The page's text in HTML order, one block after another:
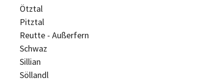
Ötztal
Pitztal
Reutte - Außerfern
Schwaz
Sillian
Söllandl